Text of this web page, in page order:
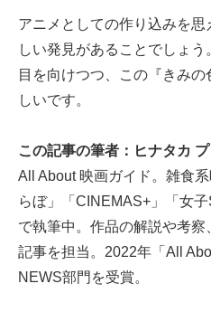
アニメとしての作り込みを
しい発見があることでしょ
目を向けつつ、この『きみ
しいです。
この記事の筆者：ヒナタカ
All About 映画ガイド。雑食
らぼ」「CINEMAS+」「女
で執筆中。作品の解説や考
記事を担当。2022年「All
NEWS部門を受賞。